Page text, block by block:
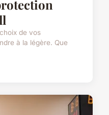
de vos
à la légère. Que